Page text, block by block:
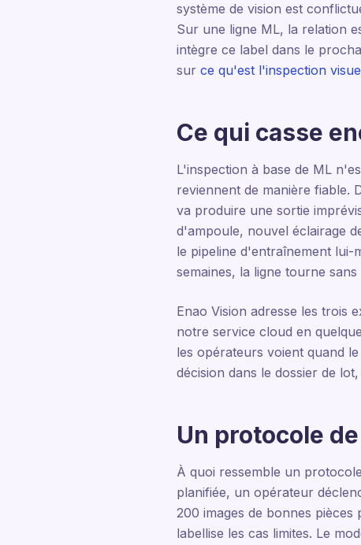
système de vision est
Sur une ligne ML, la relation
intègre ce label dans le
sur ce qu'est l'inspection
Ce qui casse
L'inspection à base de ML
reviennent de manière fiable.
va produire une sortie
d'ampoule, nouvel éclairage
le pipeline d'entraînement
semaines, la ligne tourne
Enao Vision adresse les trois
notre service cloud en
les opérateurs voient quand
décision dans le dossier de
Un protocole
À quoi ressemble un
planifiée, un opérateur
200 images de bonnes
labellise les cas limites. Le